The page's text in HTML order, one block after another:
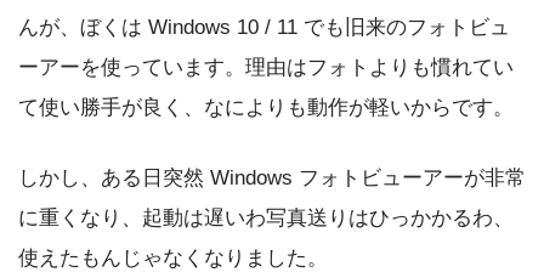
んが、ぼくは Windows 10 / 11 でも旧来のフォトビュ
ーアーを使っています。理由はフォトよりも慣れてい
て使い勝手が良く、なによりも動作が軽いからです。
しかし、ある日突然 Windows フォトビューアーが非常
に重くなり、起動は遅いわ写真送りはひっかかるわ、
使えたもんじゃなくなりました。